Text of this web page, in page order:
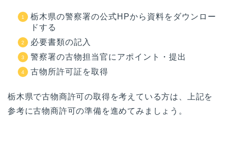
栃木県の警察署の公式HPから資料をダウンロー
ドする
必要書類の記入
警察署の古物担当官にアポイント・提出
古物所許可証を取得
栃木県で古物商許可の取得を考えている方は、上記を
参考に古物商許可の準備を進めてみましょう。